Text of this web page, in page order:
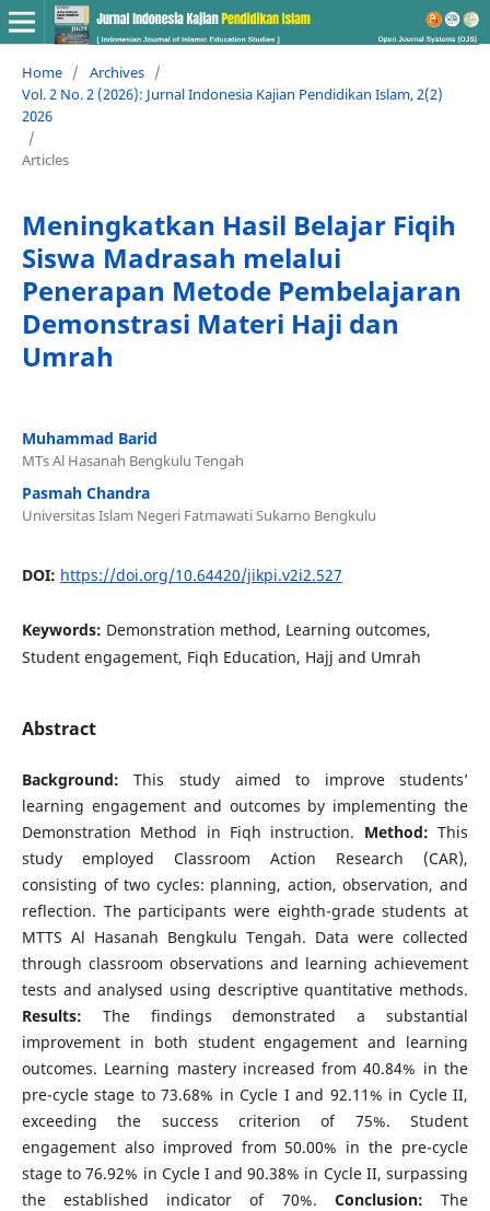
Home / Archives /
Vol. 2 No. 2 (2026): Jurnal Indonesia Kajian Pendidikan Islam, 2(2)
2026
/
Articles
Meningkatkan Hasil Belajar Fiqih
Siswa Madrasah melalui
Penerapan Metode Pembelajaran
Demonstrasi Materi Haji dan
Umrah
Muhammad Barid
MTs Al Hasanah Bengkulu Tengah
Pasmah Chandra
Universitas Islam Negeri Fatmawati Sukarno Bengkulu
DOI: https://doi.org/10.64420/jikpi.v2i2.527
Keywords: Demonstration method, Learning outcomes,
Student engagement, Fiqh Education, Hajj and Umrah
Abstract
Background: This study aimed to improve students’
learning engagement and outcomes by implementing the
Demonstration Method in Fiqh instruction. Method: This
study employed Classroom Action Research (CAR),
consisting of two cycles: planning, action, observation, and
reflection. The participants were eighth-grade students at
MTTS Al Hasanah Bengkulu Tengah. Data were collected
through classroom observations and learning achievement
tests and analysed using descriptive quantitative methods.
Results: The findings demonstrated a substantial
improvement in both student engagement and learning
outcomes. Learning mastery increased from 40.84% in the
pre-cycle stage to 73.68% in Cycle I and 92.11% in Cycle II,
exceeding the success criterion of 75%. Student
engagement also improved from 50.00% in the pre-cycle
stage to 76.92% in Cycle I and 90.38% in Cycle II, surpassing
the established indicator of 70%. Conclusion: The